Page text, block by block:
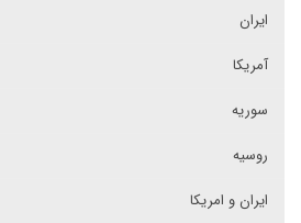
ایران
آمریکا
سوریه
روسیه
ایران و امریکا